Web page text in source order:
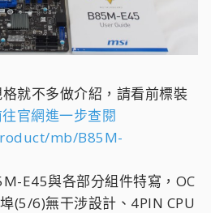
就不多做介紹，請看前標裝
官網進一步查閱
mb/B85M-
E45與各部分組件特寫，OC
(5/6)無干涉設計、4PIN CPU